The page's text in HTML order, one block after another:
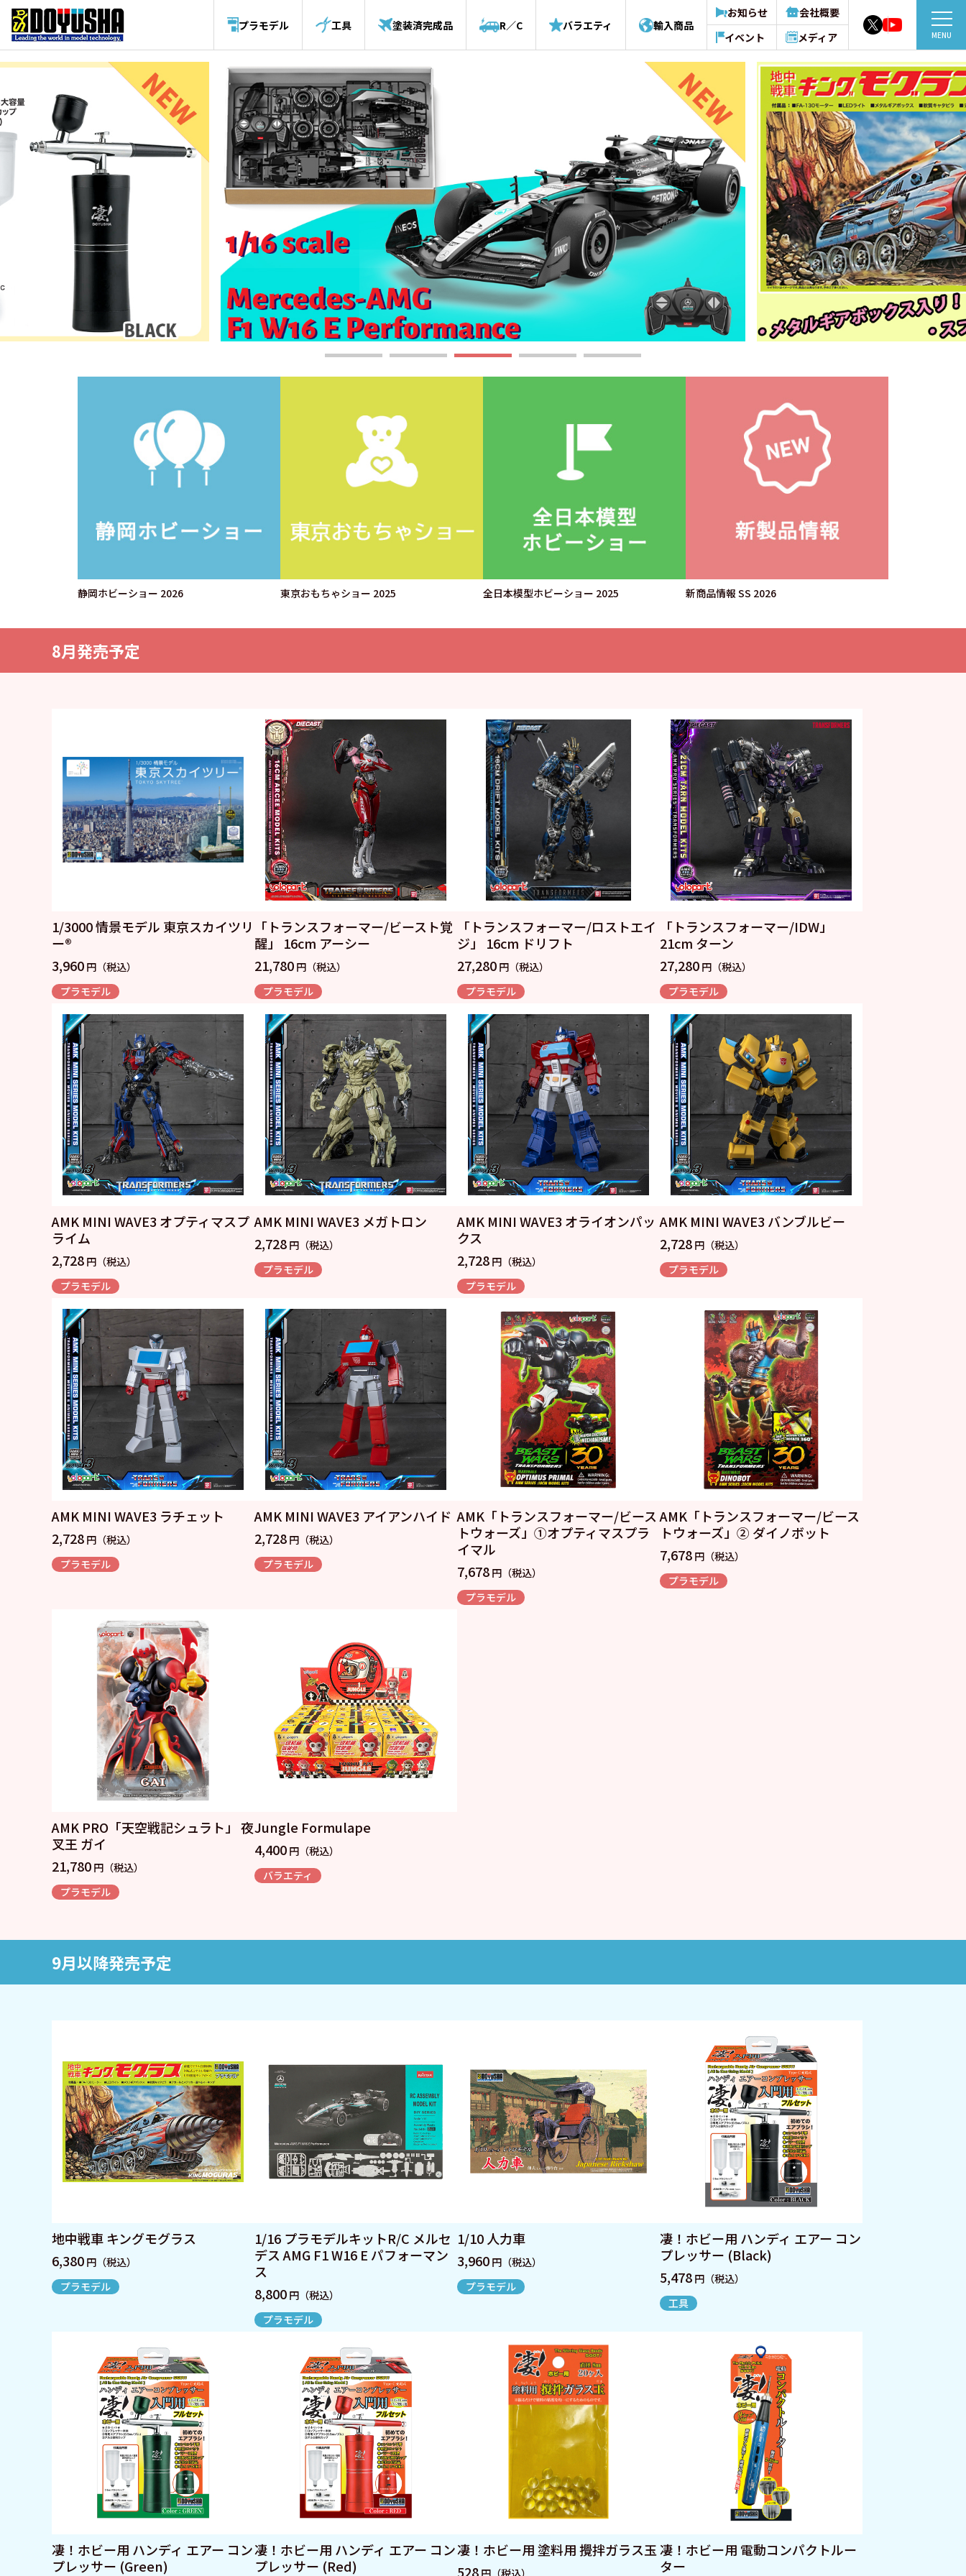
プラモデル 工具 塗装済完成品 R／C バラエティ 輸入商品
お知らせ
イベント
会社概要
メディア
MENU
静岡ホビーショー 2026 東京おもちゃショー 2025 全日本模型ホビーショー 2025 新商品情報 SS 2026
8月発売予定
1/3000 情景モデル 東京スカイツリ
ー®
3,960 円（税込）
プラモデル
「トランスフォーマー/ビースト覚
醒」 16cm アーシー
21,780 円（税込）
プラモデル
「トランスフォーマー/ロストエイ
ジ」 16cm ドリフト
27,280 円（税込）
プラモデル
「トランスフォーマー/IDW」
21cm ターン
27,280 円（税込）
プラモデル
AMK MINI WAVE3 オプティマスプ
ライム
2,728 円（税込）
プラモデル
AMK MINI WAVE3 メガトロン
2,728 円（税込）
プラモデル
AMK MINI WAVE3 オライオンパッ
クス
2,728 円（税込）
プラモデル
AMK MINI WAVE3 バンブルビー
2,728 円（税込）
プラモデル
AMK MINI WAVE3 ラチェット
2,728 円（税込）
プラモデル
AMK MINI WAVE3 アイアンハイド
2,728 円（税込）
プラモデル
AMK「トランスフォーマー/ビース
トウォーズ」①オプティマスプラ
イマル
7,678 円（税込）
プラモデル
AMK「トランスフォーマー/ビース
トウォーズ」② ダイノボット
7,678 円（税込）
プラモデル
AMK PRO「天空戦記シュラト」 夜
叉王 ガイ
21,780 円（税込）
プラモデル
Jungle Formulape
4,400 円（税込）
バラエティ
9月以降発売予定
地中戦車 キングモグラス
6,380 円（税込）
プラモデル
1/16 プラモデルキットR/C メルセ
デス AMG F1 W16 E パフォーマン
ス
8,800 円（税込）
プラモデル
1/10 人力車
3,960 円（税込）
プラモデル
凄！ホビー用 ハンディ エアー コン
プレッサー (Black)
5,478 円（税込）
工具
凄！ホビー用 ハンディ エアー コン
プレッサー (Green)
凄！ホビー用 ハンディ エアー コン
プレッサー (Red)
凄！ホビー用 塗料用 攪拌ガラス玉
528 円（税込）
凄！ホビー用 電動コンパクトルー
ター